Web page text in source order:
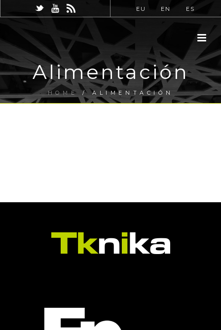
EU EN ES
Alimentación
HOME /ALIMENTACIÓN